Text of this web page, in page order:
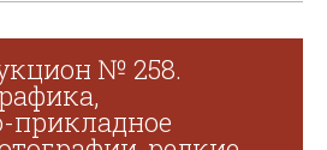
№ 258.
прикладное